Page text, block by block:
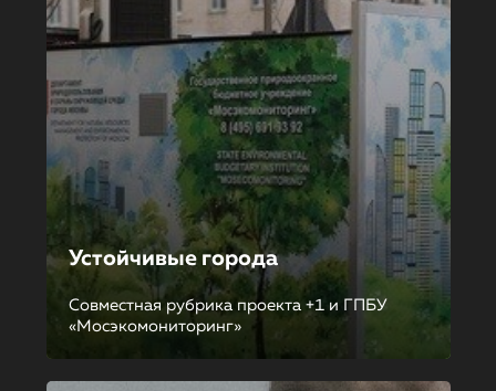
Устойчивые города
Совместная рубрика проекта +1 и ГПБУ
«Мосэкомониторинг»